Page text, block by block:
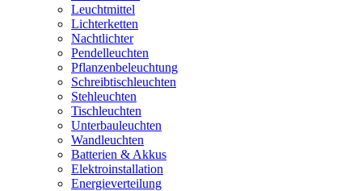
Leuchtmittel
Lichterketten
Nachtlichter
Pendelleuchten
Pflanzenbeleuchtung
Schreibtischleuchten
Stehleuchten
Tischleuchten
Unterbauleuchten
Wandleuchten
Batterien & Akkus
Elektroinstallation
Energieverteilung